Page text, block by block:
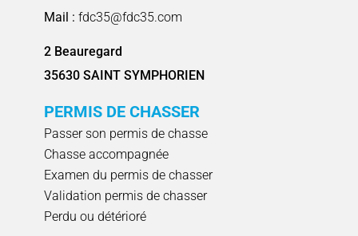
Mail : fdc35@fdc35.com
2 Beauregard
35630 SAINT SYMPHORIEN
PERMIS DE CHASSER
Passer son permis de chasse
Chasse accompagnée
Examen du permis de chasser
Validation permis de chasser
Perdu ou détérioré